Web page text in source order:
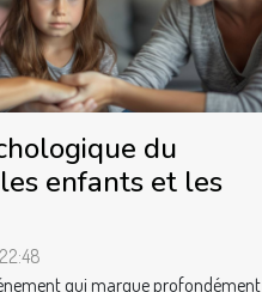
du
enfants et les
qui marque profondément